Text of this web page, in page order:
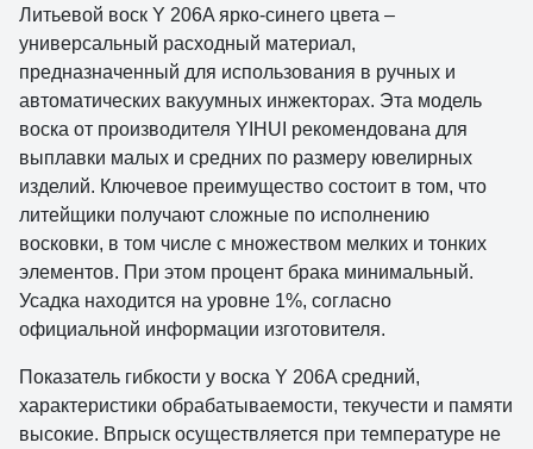
Литьевой воск Y 206A ярко-синего цвета –
универсальный расходный материал,
предназначенный для использования в ручных и
автоматических вакуумных инжекторах. Эта модель
воска от производителя YIHUI рекомендована для
выплавки малых и средних по размеру ювелирных
изделий. Ключевое преимущество состоит в том, что
литейщики получают сложные по исполнению
восковки, в том числе с множеством мелких и тонких
элементов. При этом процент брака минимальный.
Усадка находится на уровне 1%, согласно
официальной информации изготовителя.
Показатель гибкости у воска Y 206A средний,
характеристики обрабатываемости, текучести и памяти
высокие. Впрыск осуществляется при температуре не